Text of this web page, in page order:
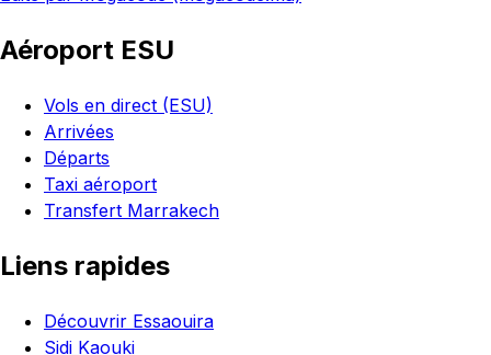
Aéroport ESU
Vols en direct (ESU)
Arrivées
Départs
Taxi aéroport
Transfert Marrakech
Liens rapides
Découvrir Essaouira
Sidi Kaouki